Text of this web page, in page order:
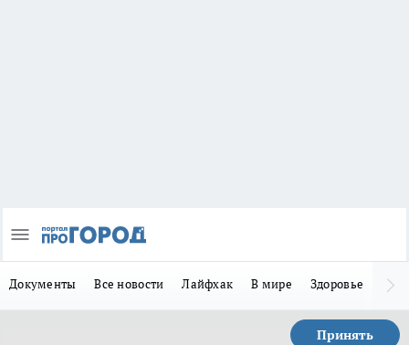
Документы Все новости Лайфхак В мире Здоровье
Принять